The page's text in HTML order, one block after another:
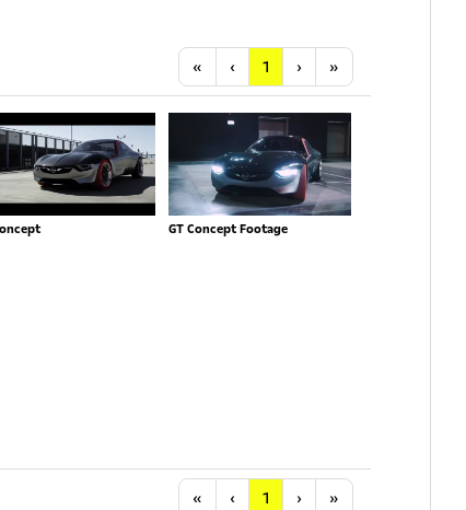
« Anfang
‹ Vorherige
1 ›Nächste
»
GT Concept Footage
« Anfang
‹ Vorherige
1 ›Nächste
»